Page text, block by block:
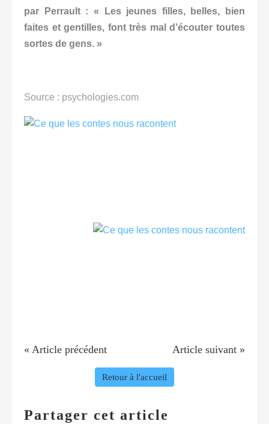
par Perrault : « Les jeunes filles, belles, bien
faites et gentilles, font très mal d’écouter toutes
sortes de gens. »
Source : psychologies.com
« Article précédent Article suivant »
Retour à l'accueil
Partager cet article